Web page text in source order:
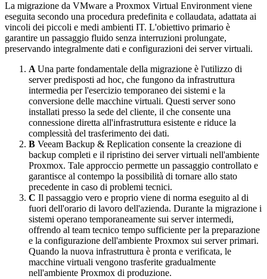
La migrazione da VMware a Proxmox Virtual Environment viene
eseguita secondo una procedura predefinita e collaudata, adattata ai
vincoli dei piccoli e medi ambienti IT. L'obiettivo primario è
garantire un passaggio fluido senza interruzioni prolungate,
preservando integralmente dati e configurazioni dei server virtuali.
A Una parte fondamentale della migrazione è l'utilizzo di
server predisposti ad hoc, che fungono da infrastruttura
intermedia per l'esercizio temporaneo dei sistemi e la
conversione delle macchine virtuali. Questi server sono
installati presso la sede del cliente, il che consente una
connessione diretta all'infrastruttura esistente e riduce la
complessità del trasferimento dei dati.
B Veeam Backup & Replication consente la creazione di
backup completi e il ripristino dei server virtuali nell'ambiente
Proxmox. Tale approccio permette un passaggio controllato e
garantisce al contempo la possibilità di tornare allo stato
precedente in caso di problemi tecnici.
C Il passaggio vero e proprio viene di norma eseguito al di
fuori dell'orario di lavoro dell'azienda. Durante la migrazione i
sistemi operano temporaneamente sui server intermedi,
offrendo al team tecnico tempo sufficiente per la preparazione
e la configurazione dell'ambiente Proxmox sui server primari.
Quando la nuova infrastruttura è pronta e verificata, le
macchine virtuali vengono trasferite gradualmente
nell'ambiente Proxmox di produzione.